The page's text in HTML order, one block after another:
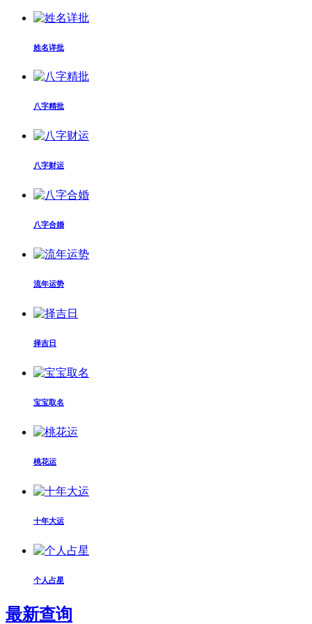
姓名详批
八字精批
八字财运
八字合婚
流年运势
择吉日
宝宝取名
桃花运
十年大运
个人占星
最新查询